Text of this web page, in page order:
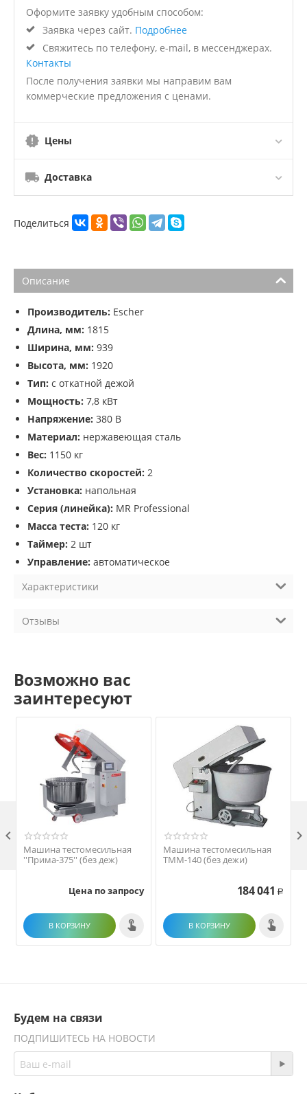
Оформите заявку удобным способом:
Заявка через сайт. Подробнее
Свяжитесь по телефону, e-mail, в мессенджерах.
Контакты
После получения заявки мы направим вам
коммерческие предложения с ценами.
Цены
Доставка
Поделиться
Описание
Производитель: Escher
Длина, мм: 1815
Ширина, мм: 939
Высота, мм: 1920
Тип: с откатной дежой
Мощность: 7,8 кВт
Напряжение: 380 В
Материал: нержавеющая сталь
Вес: 1150 кг
Количество скоростей: 2
Установка: напольная
Серия (линейка): MR Professional
Масса теста: 120 кг
Таймер: 2 шт
Управление: автоматическое
Характеристики
Отзывы
Возможно вас
заинтересуют
Машина тестомесильная
''Прима-375'' (без деж)
Цена по запросу
В КОРЗИНУ
Машина тестомесильная
ТММ-140 (без дежи)
184 041 Р
В КОРЗИНУ
 
Будем на связи
ПОДПИШИТЕСЬ НА НОВОСТИ